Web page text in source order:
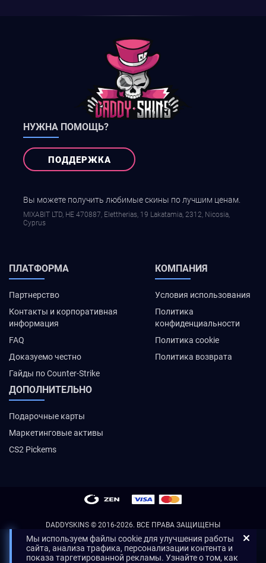
НУЖНА ПОМОЩЬ?
ПОДДЕРЖКА
Вы можете получить любимые скины по лучшим ценам.
MIXABIT LTD, ΗΕ 470887, Elettherias, 19 Lakatamia, 2312, Nicosia,
Cyprus
ПЛАТФОРМА
Партнерство
Контакты и корпоративная
информация
FAQ
Доказуемо честно
Гайды по Counter-Strike
КОМПАНИЯ
Условия использования
Политика
конфиденциальности
Политика cookie
Политика возврата
ДОПОЛНИТЕЛЬНО
Подарочные карты
Маркетинговые активы
CS2 Pickems
DADDYSKINS © 2016-2026. ВСЕ ПРАВА ЗАЩИЩЕНЫ
Мы используем файлы cookie для улучшения работы
сайта, анализа трафика, персонализации контента и
показа таргетированной рекламы. Узнайте о том, как